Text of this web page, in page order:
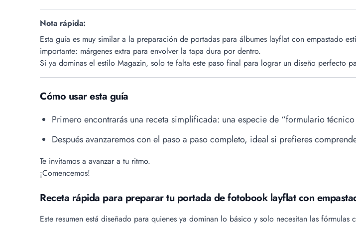
Nota rápida:
Esta guía es muy similar a la preparación de portadas para álbumes layflat con empastado
importante: márgenes extra para envolver la tapa dura por dentro.
Si ya dominas el estilo Magazin, solo te falta este paso final para lograr un diseño perfecto
Cómo usar esta guía
Primero encontrarás una receta simplificada: una especie de “formulario
Después avanzaremos con el paso a paso completo, ideal si prefieres
Te invitamos a avanzar a tu ritmo.
¡Comencemos!
Receta rápida para preparar tu portada de fotobook layflat con
Este resumen está diseñado para quienes ya dominan lo básico y solo necesitan las fórmulas